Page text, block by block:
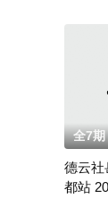
全7期
德云社
都站